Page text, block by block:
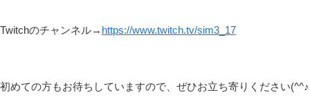
Twitchのチャンネル→ https://www.twitch.tv/sim3_17
初めての方もお待ちしていますので、ぜひお立ち寄りください(^^♪